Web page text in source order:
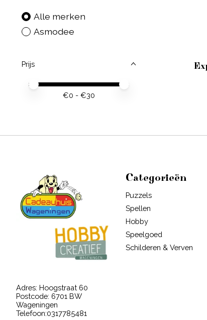
Alle merken
Asmodee
Prijs
Minimale prijswaarde
Price maximum value
€0 - €30
Adres: Hoogstraat 60
Postcode: 6701 BW
Wageningen
Telefoon:0317785481
Categorieën
Puzzels
Spellen
Hobby
Speelgoed
Schilderen & Verven